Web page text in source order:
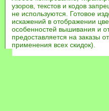
узоров, текстов и кодов
не используются. Готовое
искажений в отображении
особенностей вышивания и
предоставляется на заказы
применения всех скидок).